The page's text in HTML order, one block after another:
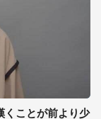
くことが前より少